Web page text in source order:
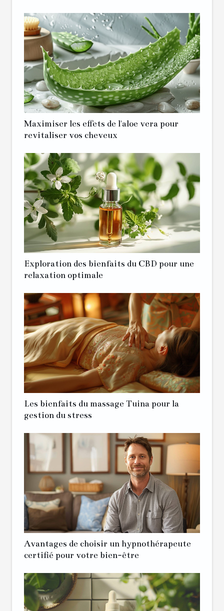
Maximiser les effets de l'aloe vera pour
revitaliser vos cheveux
Exploration des bienfaits du CBD pour une
relaxation optimale
Les bienfaits du massage Tuina pour la
gestion du stress
Avantages de choisir un hypnothérapeute
certifié pour votre bien-être